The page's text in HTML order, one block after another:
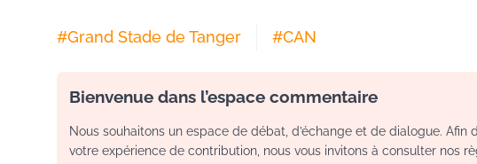
#Grand Stade de Tanger #CAN
Bienvenue dans l’espace commentaire
Nous souhaitons un espace de débat, d’échange et de dialogue.
votre expérience de contribution, nous vous invitons à consulter nos